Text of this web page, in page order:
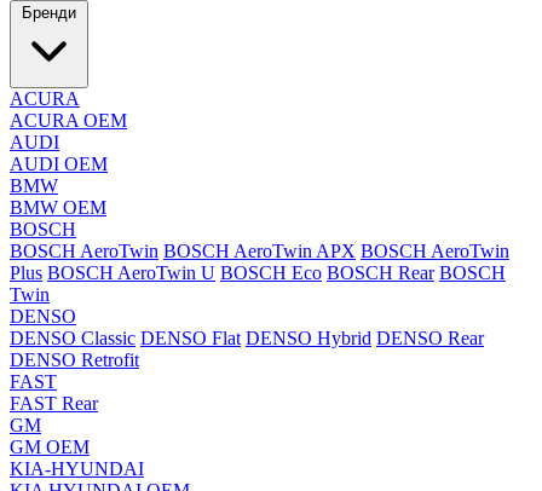
Бренди
ACURA
ACURA OEM
AUDI
AUDI OEM
BMW
BMW OEM
BOSCH
BOSCH AeroTwin BOSCH AeroTwin APX BOSCH AeroTwin
Plus BOSCH AeroTwin U BOSCH Eco BOSCH Rear BOSCH
Twin
DENSO
DENSO Classic DENSO Flat DENSO Hybrid DENSO Rear
DENSO Retrofit
FAST
FAST Rear
GM
GM OEM
KIA-HYUNDAI